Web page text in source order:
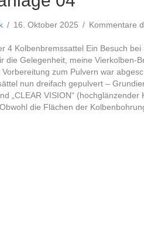
/ 16. Oktober 2025 / Kommentare
4 Kolbenbremssattel Ein Besuch bei
die Gelegenheit, meine Vierkolben-
zum Pulvern war
nun dreifach gepulvert –
„CLEAR VISION“
die Flächen der